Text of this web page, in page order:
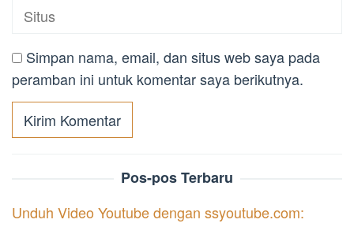
Simpan nama, email, dan situs web saya pada
peramban ini untuk komentar saya berikutnya.
Pos-pos Terbaru
Unduh Video Youtube dengan ssyoutube.com: